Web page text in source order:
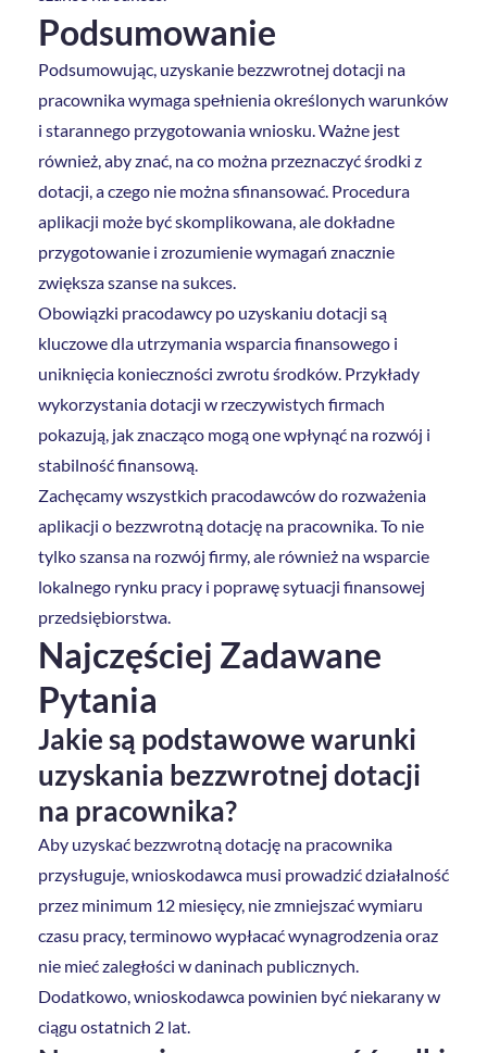
Podsumowanie
Podsumowując, uzyskanie bezzwrotnej dotacji na
pracownika wymaga spełnienia określonych warunków
i starannego przygotowania wniosku. Ważne jest
również, aby znać, na co można przeznaczyć środki z
dotacji, a czego nie można sfinansować. Procedura
aplikacji może być skomplikowana, ale dokładne
przygotowanie i zrozumienie wymagań znacznie
zwiększa szanse na sukces.
Obowiązki pracodawcy po uzyskaniu dotacji są
kluczowe dla utrzymania wsparcia finansowego i
uniknięcia konieczności zwrotu środków. Przykłady
wykorzystania dotacji w rzeczywistych firmach
pokazują, jak znacząco mogą one wpłynąć na rozwój i
stabilność finansową.
Zachęcamy wszystkich pracodawców do rozważenia
aplikacji o bezzwrotną dotację na pracownika. To nie
tylko szansa na rozwój firmy, ale również na wsparcie
lokalnego rynku pracy i poprawę sytuacji finansowej
przedsiębiorstwa.
Najczęściej Zadawane
Pytania
Jakie są podstawowe warunki
uzyskania bezzwrotnej dotacji
na pracownika?
Aby uzyskać bezzwrotną dotację na pracownika
przysługuje, wnioskodawca musi prowadzić działalność
przez minimum 12 miesięcy, nie zmniejszać wymiaru
czasu pracy, terminowo wypłacać wynagrodzenia oraz
nie mieć zaległości w daninach publicznych.
Dodatkowo, wnioskodawca powinien być niekarany w
ciągu ostatnich 2 lat.